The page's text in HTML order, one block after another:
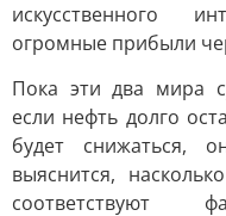
искусственного
огромные прибыли
Пока эти два мира
если нефть долго
будет снижаться,
выяснится,
соответствуют